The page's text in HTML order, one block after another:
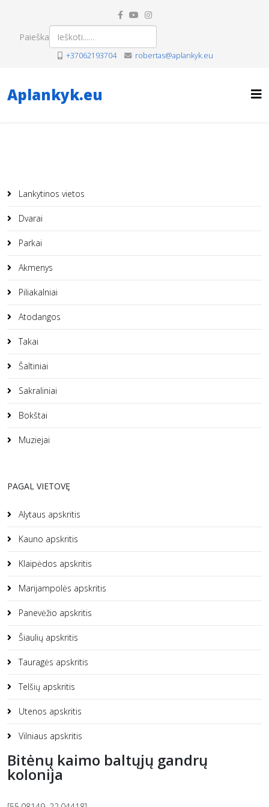
Paieška
+37062193704 robertas@aplankyk.eu
Aplankyk.eu
Lankytinos vietos
Dvarai
Parkai
Akmenys
Piliakalniai
Atodangos
Takai
Šaltiniai
Sakraliniai
Bokštai
Muziejai
PAGAL VIETOVĘ
Alytaus apskritis
Kauno apskritis
Klaipėdos apskritis
Marijampolės apskritis
Panevėžio apskritis
Šiaulių apskritis
Tauragės apskritis
Telšių apskritis
Utenos apskritis
Vilniaus apskritis
Bitėnų kaimo baltųjų gandrų
kolonija